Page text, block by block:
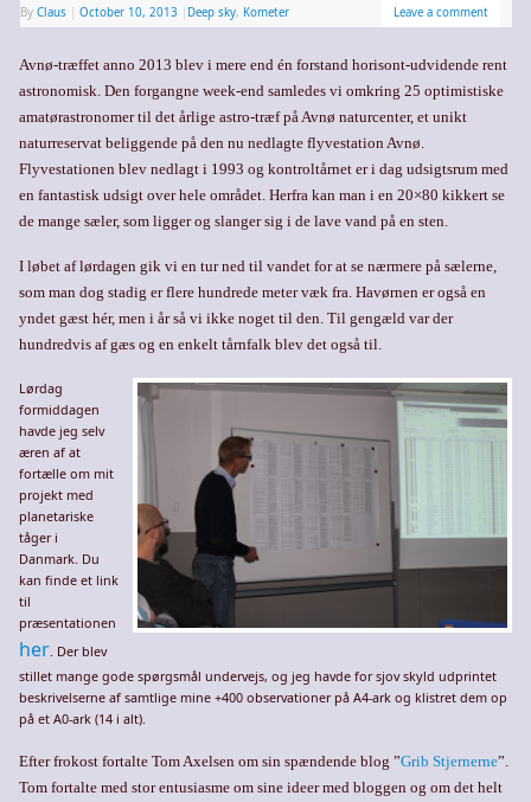
ByClaus | October 10, 2013 | Deep sky, Kometer Leave a comment
Avnø-træffet anno 2013 blev i mere end én forstand horisont-udvidende rent
astronomisk. Den forgangne week-end samledes vi omkring 25 optimistiske
amatørastronomer til det årlige astro-træf på Avnø naturcenter, et unikt
naturreservat beliggende på den nu nedlagte flyvestation Avnø.
Flyvestationen blev nedlagt i 1993 og kontroltårnet er i dag udsigtsrum med
en fantastisk udsigt over hele området. Herfra kan man i en 20×80 kikkert se
de mange sæler, som ligger og slanger sig i de lave vand på en sten.
I løbet af lørdagen gik vi en tur ned til vandet for at se nærmere på sælerne,
som man dog stadig er flere hundrede meter væk fra. Havørnen er også en
yndet gæst hér, men i år så vi ikke noget til den. Til gengæld var der
hundredvis af gæs og en enkelt tårnfalk blev det også til.
Lørdag
formiddagen
havde jeg selv
æren af at
fortælle om mit
projekt med
planetariske
tåger i
Danmark. Du
kan finde et link
til
præsentationen
her . Der blev
stillet mange gode spørgsmål undervejs, og jeg havde for sjov skyld udprintet
beskrivelserne af samtlige mine +400 observationer på A4-ark og klistret dem op
på et A0-ark (14 i alt).
Efter frokost fortalte Tom Axelsen om sin spændende blog ”Grib Stjernerne”.
Tom fortalte med stor entusiasme om sine ideer med bloggen og om det helt